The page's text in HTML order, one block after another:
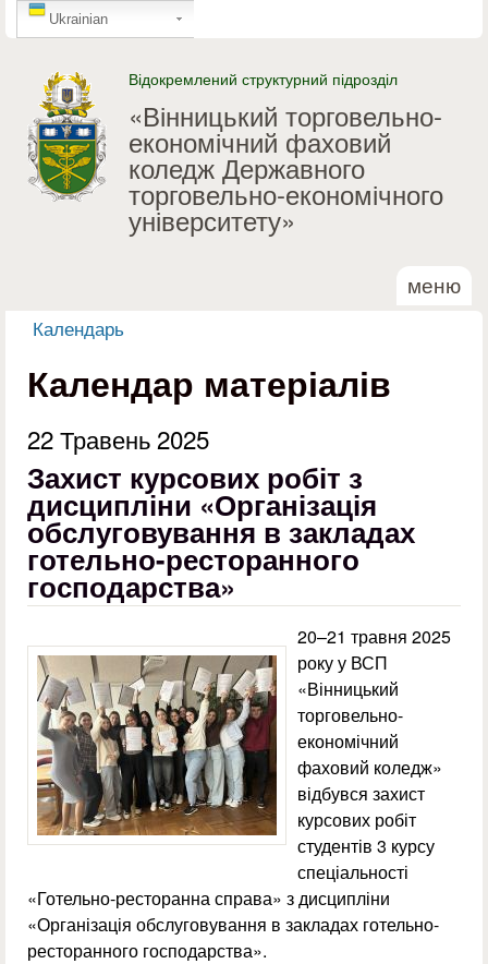
Перейти до основного
GTranslate
Ukrainian
Відокремлений структурний підрозділ
«Вінницький торговельно-
економічний фаховий
коледж Державного
торговельно-економічного
університету»
меню
Ви є тут
Календарь
Календар матеріалів
22 Травень 2025
Захист курсових робіт з
дисципліни «Організація
обслуговування в закладах
готельно-ресторанного
господарства»
20–21 травня 2025
року у ВСП
«Вінницький
торговельно-
економічний
фаховий коледж»
відбувся захист
курсових робіт
студентів 3 курсу
спеціальності
«Готельно-ресторанна справа» з дисципліни
«Організація обслуговування в закладах готельно-
ресторанного господарства».